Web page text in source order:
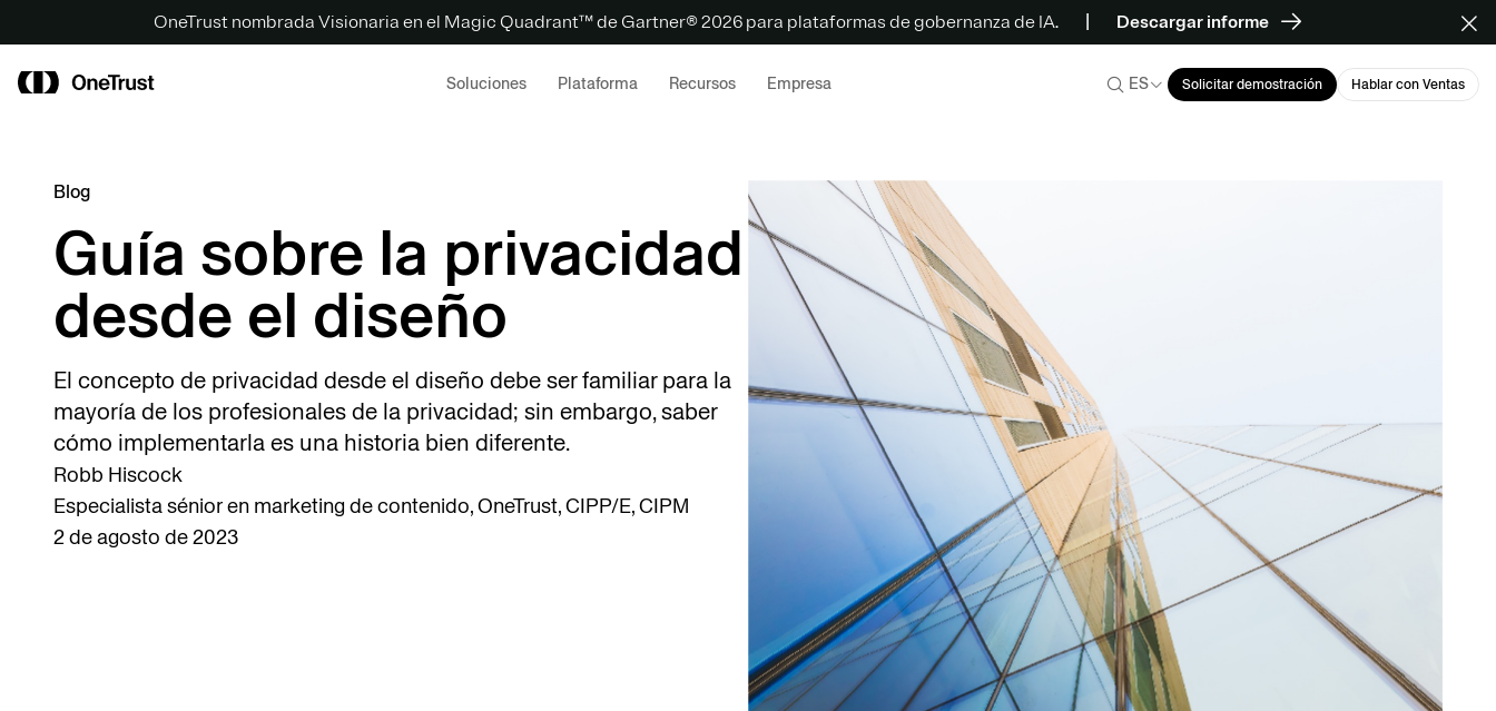
OneTrust nombrada Visionaria en el Magic Quadrant™ de Gartner® 2026 para plataformas de gobernanza de IA. Descargar informe
Soluciones Plataforma Recursos Empresa ES Solicitar demostración Hablar con Ventas
Blog
Guía sobre la privacidad
desde el diseño
El concepto de privacidad desde el diseño debe ser familiar para la
mayoría de los profesionales de la privacidad; sin embargo, saber
cómo implementarla es una historia bien diferente.
Robb Hiscock
Especialista sénior en marketing de contenido, OneTrust, CIPP/E, CIPM
2 de agosto de 2023